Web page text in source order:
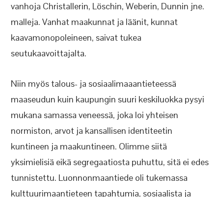
vanhoja Christallerin, Löschin, Weberin, Dunnin jne.
malleja. Vanhat maakunnat ja läänit, kunnat
kaavamonopoleineen, saivat tukea
seutukaavoittajalta.
Niin myös talous- ja sosiaalimaaantieteessä
maaseudun kuin kaupungin suuri keskiluokka pysyi
mukana samassa veneessä, joka loi yhteisen
normiston, arvot ja kansallisen identiteetin
kuntineen ja maakuntineen. Olimme siitä
yksimielisiä eikä segregaatiosta puhuttu, sitä ei edes
tunnistettu. Luonnonmaantiede oli tukemassa
kulttuurimaantieteen tapahtumia, sosiaalista ja